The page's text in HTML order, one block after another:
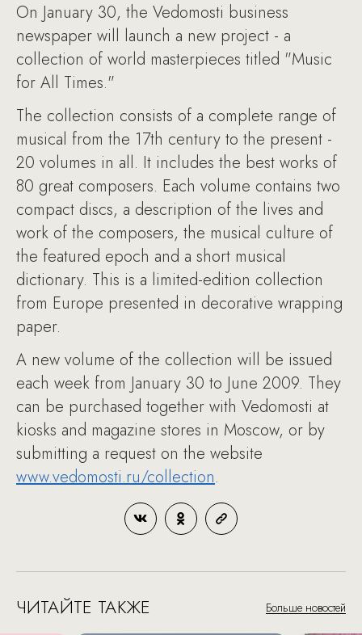
On January 30, the Vedomosti business
newspaper will launch a new project - a
collection of world masterpieces titled "Music
for All Times."
The collection consists of a complete range of
musical from the 17th century to the present -
20 volumes in all. It includes the best works of
80 great composers. Each volume contains two
compact discs, a description of the lives and
work of the composers, the musical culture of
the featured epoch and a short musical
dictionary. This is a limited-edition collection
from Europe presented in decorative wrapping
paper.
A new volume of the collection will be issued
each week from January 30 to June 2009. They
can be purchased together with Vedomosti at
kiosks and magazine stores in Moscow, or by
submitting a request on the website
www.vedomosti.ru/collection.
ЧИТАЙТЕ ТАКЖЕ Больше новостей